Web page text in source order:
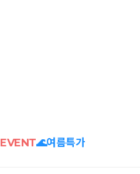
EVENT🌊여름특가